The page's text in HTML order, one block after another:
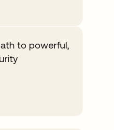
to powerful,